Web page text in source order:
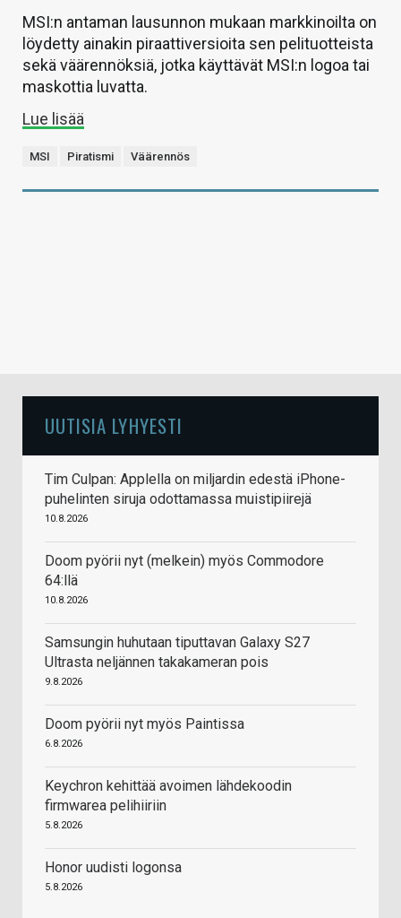
MSI:n antaman lausunnon mukaan markkinoilta on
löydetty ainakin piraattiversioita sen pelituotteista
sekä väärennöksiä, jotka käyttävät MSI:n logoa tai
maskottia luvatta.
Lue lisää
MSI Piratismi Väärennös
UUTISIA LYHYESTI
Tim Culpan: Applella on miljardin edestä iPhone-
puhelinten siruja odottamassa muistipiirejä
10.8.2026
Doom pyörii nyt (melkein) myös Commodore
64:llä
10.8.2026
Samsungin huhutaan tiputtavan Galaxy S27
Ultrasta neljännen takakameran pois
9.8.2026
Doom pyörii nyt myös Paintissa
6.8.2026
Keychron kehittää avoimen lähdekoodin
firmwarea pelihiiriin
5.8.2026
Honor uudisti logonsa
5.8.2026